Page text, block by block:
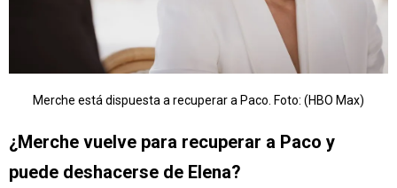
Merche está dispuesta a recuperar a Paco. Foto: (HBO Max)
¿Merche vuelve para recuperar a Paco y
puede deshacerse de Elena?